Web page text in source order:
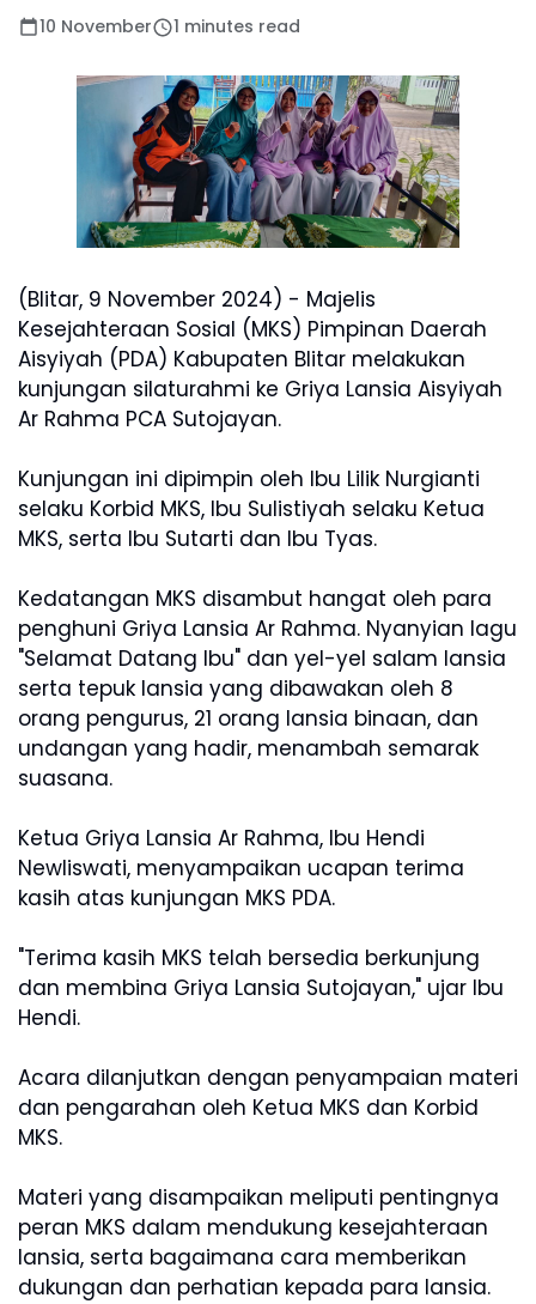
10 November 1 minutes read
(Blitar, 9 November 2024) - Majelis
Kesejahteraan Sosial (MKS) Pimpinan Daerah
Aisyiyah (PDA) Kabupaten Blitar melakukan
kunjungan silaturahmi ke Griya Lansia Aisyiyah
Ar Rahma PCA Sutojayan.
Kunjungan ini dipimpin oleh Ibu Lilik Nurgianti
selaku Korbid MKS, Ibu Sulistiyah selaku Ketua
MKS, serta Ibu Sutarti dan Ibu Tyas.
Kedatangan MKS disambut hangat oleh para
penghuni Griya Lansia Ar Rahma. Nyanyian lagu
"Selamat Datang Ibu" dan yel-yel salam lansia
serta tepuk lansia yang dibawakan oleh 8
orang pengurus, 21 orang lansia binaan, dan
undangan yang hadir, menambah semarak
suasana.
Ketua Griya Lansia Ar Rahma, Ibu Hendi
Newliswati, menyampaikan ucapan terima
kasih atas kunjungan MKS PDA.
"Terima kasih MKS telah bersedia berkunjung
dan membina Griya Lansia Sutojayan," ujar Ibu
Hendi.
Acara dilanjutkan dengan penyampaian materi
dan pengarahan oleh Ketua MKS dan Korbid
MKS.
Materi yang disampaikan meliputi pentingnya
peran MKS dalam mendukung kesejahteraan
lansia, serta bagaimana cara memberikan
dukungan dan perhatian kepada para lansia.